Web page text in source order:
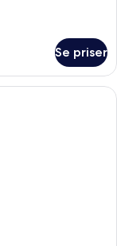
Se priser
med en säng, en stol,